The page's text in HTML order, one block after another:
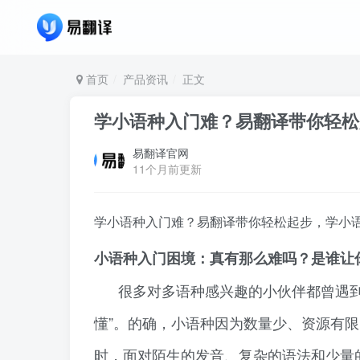
首页 产品资讯 正文
学小语种入门难？易翻译带你轻
易翻译官网
11个月前更新
学小语种入门难？易翻译带你轻松起步，学小
小语种入门困境：真有那么难吗？是谁让
很多对多语种感兴趣的小伙伴都曾
懂”。的确，小语种因为数量少、资源有
时，面对陌生的发音、复杂的语法和少